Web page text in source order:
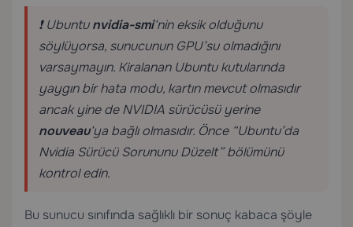
❗ Ubuntunvidia-smi‘nin eksik olduğunu
söylüyorsa, sunucunun GPU’su olmadığını
varsaymayın. Kiralanan Ubuntu kutularında
yaygın bir hata modu, kartın mevcut olmasıdır
ancak yine de NVIDIA sürücüsü yerine
nouveau‘ya bağlı olmasıdır. Önce “Ubuntu’da
Nvidia Sürücü Sorununu Düzelt” bölümünü
kontrol edin.
Bu sunucu sınıfında sağlıklı bir sonuç kabaca şöyle